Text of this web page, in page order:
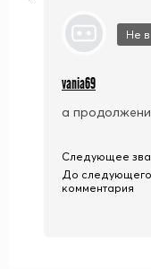
Не в
vania69
а
Следующее
До следующего
комментария